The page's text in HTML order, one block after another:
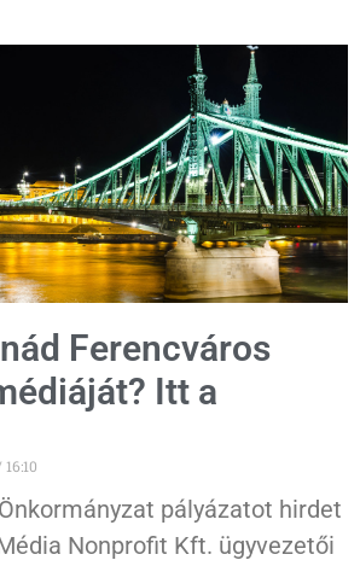
Ferencváros
Itt a
16:10
pályázatot hirdet
Nonprofit Kft. ügyvezetői